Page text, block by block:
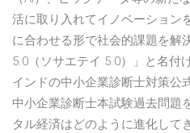
活に取り入れてイノベーション
に合わせる形で社会的課題を解
5.0（ソサエテイ 5.0）」と名付
インドの中小企業診断士対策公
中小企業診断士本試験過去問題
タル経済はどのように進化して